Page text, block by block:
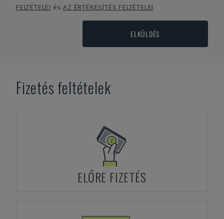
FELTÉTELEI ésAZ ÉRTÉKESÍTÉS FELTÉTELEI
ELKÜLDÉS
Fizetés feltételek
ELŐRE FIZETÉS